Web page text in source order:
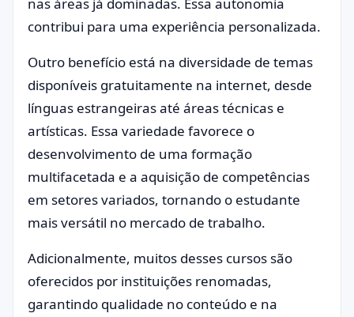
contribui para uma experiência personalizada.
Outro benefício está na diversidade de temas
disponíveis gratuitamente na internet, desde
línguas estrangeiras até áreas técnicas e
artísticas. Essa variedade favorece o
desenvolvimento de uma formação
multifacetada e a aquisição de competências
em setores variados, tornando o estudante
mais versátil no mercado de trabalho.
Adicionalmente, muitos desses cursos são
oferecidos por instituições renomadas,
garantindo qualidade no conteúdo e na